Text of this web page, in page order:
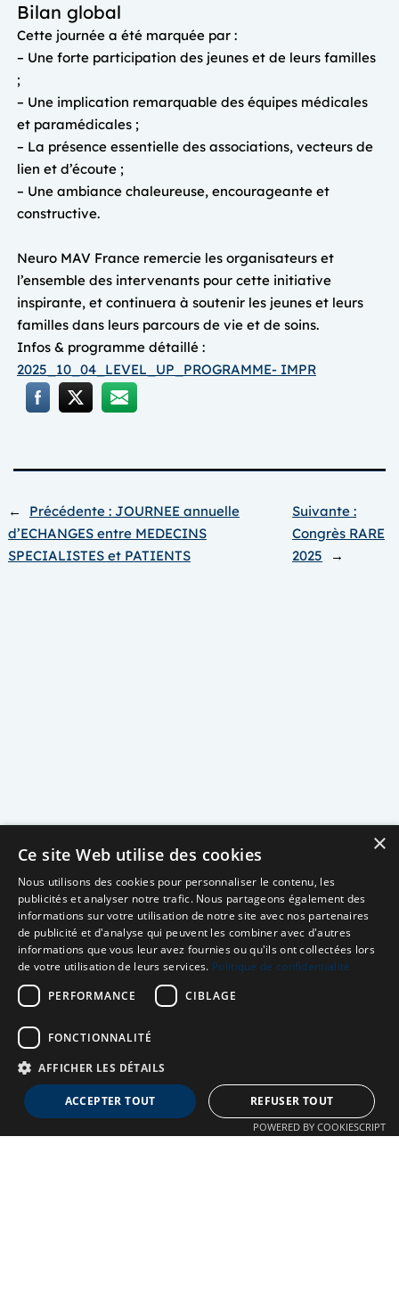
Bilan global
Cette journée a été marquée par :
– Une forte participation des jeunes et de leurs familles
;
– Une implication remarquable des équipes médicales
et paramédicales ;
– La présence essentielle des associations, vecteurs de
lien et d’écoute ;
– Une ambiance chaleureuse, encourageante et
constructive.
Neuro MAV France remercie les organisateurs et
l’ensemble des intervenants pour cette initiative
inspirante, et continuera à soutenir les jeunes et leurs
familles dans leurs parcours de vie et de soins.
Infos & programme détaillé :
2025_10_04_LEVEL_UP_PROGRAMME- IMPR
← Précédente : JOURNEE annuelle
d’ECHANGES entre MEDECINS
SPECIALISTES et PATIENTS
Suivante :
Congrès RARE
2025
→
Neuro MAV France
Association dédiée aux patients souffrant de Malformations
×
Ce site Web utilise des cookies
Nous utilisons des cookies pour personnaliser le contenu, les
publicités et analyser notre trafic. Nous partageons également des
informations sur votre utilisation de notre site avec nos partenaires
de publicité et d'analyse qui peuvent les combiner avec d'autres
informations que vous leur avez fournies ou qu'ils ont collectées lors
de votre utilisation de leurs services. Politique de confidentialité
PERFORMANCE
CIBLAGE
FONCTIONNALITÉ
AFFICHER LES DÉTAILS
ACCEPTER TOUT REFUSER TOUT
POWERED BY COOKIESCRIPT